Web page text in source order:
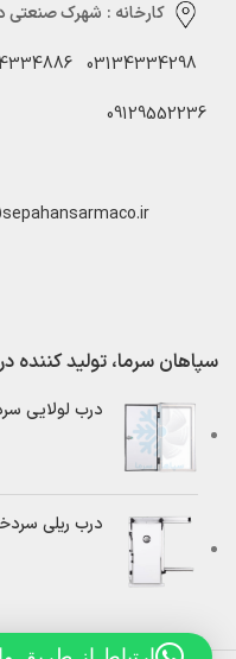
کارخانه : شهرک صنعتی
03134334298
09129552236
سپاهان سرما، تولید کننده
درب لولایی
درب ریلی